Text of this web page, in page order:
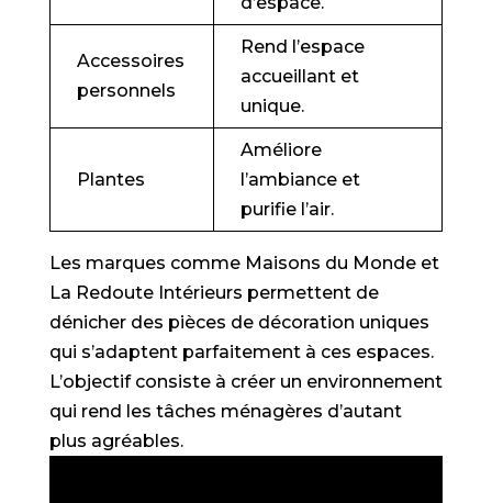
Accessoires
personnels
Rend l’espace
accueillant et
unique.
Plantes
Améliore
l’ambiance et
purifie l’air.
Les marques comme Maisons du Monde et
La Redoute Intérieurs permettent de
dénicher des pièces de décoration uniques
qui s’adaptent parfaitement à ces espaces.
L’objectif consiste à créer un environnement
qui rend les tâches ménagères d’autant
plus agréables.